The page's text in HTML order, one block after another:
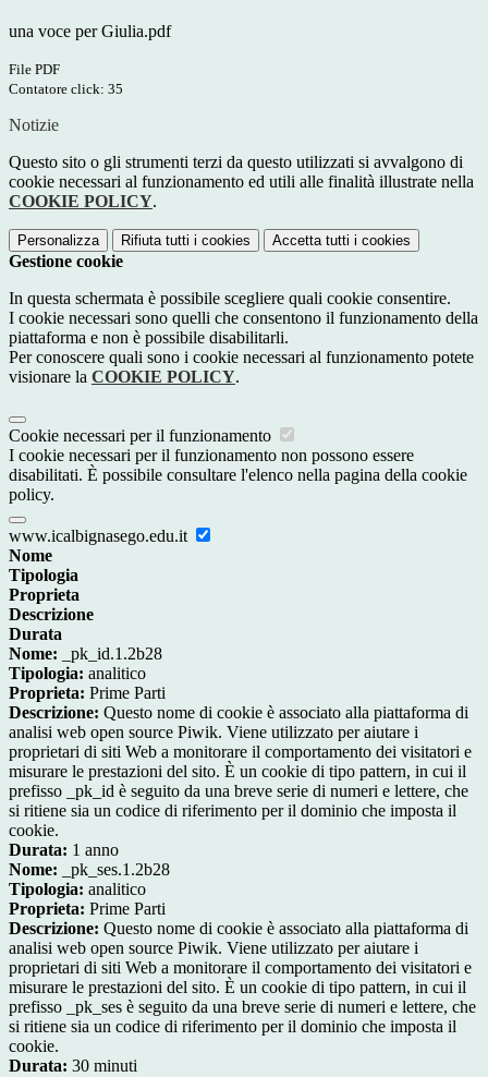
una voce per Giulia.pdf
File PDF
Contatore click: 35
Notizie
Questo sito o gli strumenti terzi da questo utilizzati si avvalgono di
cookie necessari al funzionamento ed utili alle finalità illustrate nella
COOKIE POLICY.
Personalizza Rifiuta tutti i cookies Accetta tutti i cookies
Gestione cookie
In questa schermata è possibile scegliere quali cookie consentire.
I cookie necessari sono quelli che consentono il funzionamento della
piattaforma e non è possibile disabilitarli.
Per conoscere quali sono i cookie necessari al funzionamento potete
visionare la COOKIE POLICY.
Cookie necessari per il funzionamento
I cookie necessari per il funzionamento non possono essere
disabilitati. È possibile consultare l'elenco nella pagina della cookie
policy.
www.icalbignasego.edu.it
Nome
Tipologia
Proprieta
Descrizione
Durata
Nome: _pk_id.1.2b28
Tipologia: analitico
Proprieta: Prime Parti
Descrizione: Questo nome di cookie è associato alla piattaforma di
analisi web open source Piwik. Viene utilizzato per aiutare i
proprietari di siti Web a monitorare il comportamento dei visitatori e
misurare le prestazioni del sito. È un cookie di tipo pattern, in cui il
prefisso _pk_id è seguito da una breve serie di numeri e lettere, che
si ritiene sia un codice di riferimento per il dominio che imposta il
cookie.
Durata: 1 anno
Nome: _pk_ses.1.2b28
Tipologia: analitico
Proprieta: Prime Parti
Descrizione: Questo nome di cookie è associato alla piattaforma di
analisi web open source Piwik. Viene utilizzato per aiutare i
proprietari di siti Web a monitorare il comportamento dei visitatori e
misurare le prestazioni del sito. È un cookie di tipo pattern, in cui il
prefisso _pk_ses è seguito da una breve serie di numeri e lettere, che
si ritiene sia un codice di riferimento per il dominio che imposta il
cookie.
Durata: 30 minuti